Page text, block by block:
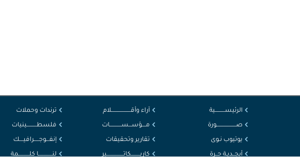
الرئيســــــــــية آراء وأقــــــــــــــــــــلام ترندات وحملات
صــــــــــــــــــــورة مــــؤســـســــــــــــات فلسطــــــــــينيات
يوتيوب نـوى تقارير وتحقيقات إنفـــوجـــــرافيــــك
أبجــديـة حــرة كاريـــــــــكاتـــــــــــــــــير لنــــــــــــــا كلـــــــــــمة